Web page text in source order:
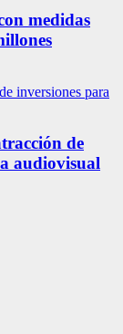
medidas
de
audiovisual